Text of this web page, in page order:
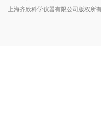
上海齐欣科学仪器有限公司版权所